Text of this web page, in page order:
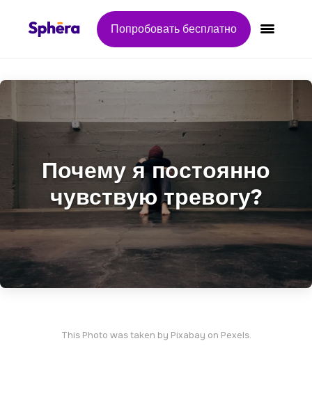
Попробовать бесплатно
Почему я постоянно
чувствую тревогу?
This Photo was taken by Pixabay on Pexels.